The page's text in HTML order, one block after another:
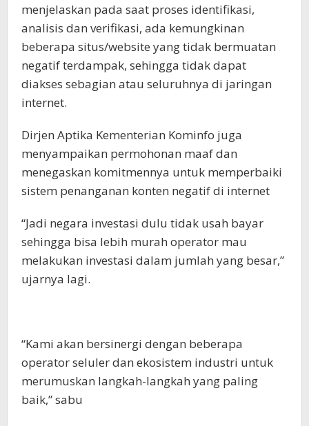
menjelaskan pada saat proses identifikasi,
analisis dan verifikasi, ada kemungkinan
beberapa situs/website yang tidak bermuatan
negatif terdampak, sehingga tidak dapat
diakses sebagian atau seluruhnya di jaringan
internet.
Dirjen Aptika Kementerian Kominfo juga
menyampaikan permohonan maaf dan
menegaskan komitmennya untuk memperbaiki
sistem penanganan konten negatif di internet
“Jadi negara investasi dulu tidak usah bayar
sehingga bisa lebih murah operator mau
melakukan investasi dalam jumlah yang besar,”
ujarnya lagi.
“Kami akan bersinergi dengan beberapa
operator seluler dan ekosistem industri untuk
merumuskan langkah-langkah yang paling
baik,” sabu